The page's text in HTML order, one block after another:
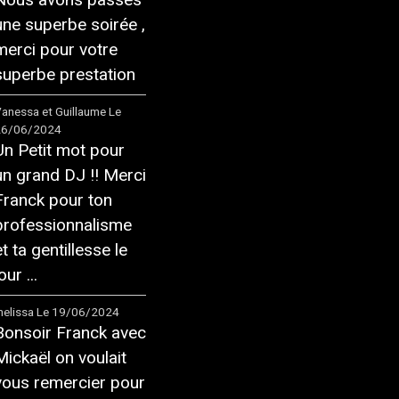
superbe soirée ,
pour votre
prestation
et Guillaume Le
06/2024
Petit mot pour
grand DJ !! Merci
pour ton
ta gentillesse le
...
Le 19/06/2024
Franck avec
on voulait
remercier pour